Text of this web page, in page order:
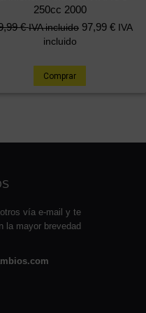
250cc 2000
€ IVA incluido 97,99 € IVA
incluido
Comprar
vía e-mail y te
la mayor brevedad